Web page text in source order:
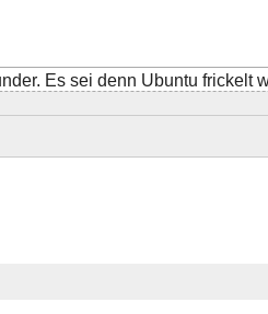
Es sei denn Ubuntu frickelt